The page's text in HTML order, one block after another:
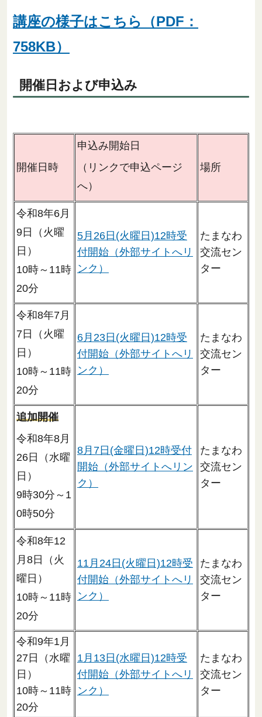
講座の様子はこちら（PDF：
758KB）
開催日および申込み
開催日時
申込み開始日
（リンクで申込ページ
へ）
場所
令和8年6月
9日（火曜
日）
10時～11時
20分
5月26日(火曜日)12時受
付開始（外部サイトへリ
ンク）
たまなわ
交流セン
ター
令和8年7月
7日（火曜
日）
10時～11時
20分
6月23日(火曜日)12時受
付開始（外部サイトへリ
ンク）
たまなわ
交流セン
ター
追加開催
令和8年8月
26日（水曜
日）
9時30分～1
0時50分
8月7日(金曜日)12時受付
開始（外部サイトへリン
ク）
たまなわ
交流セン
ター
令和8年12
月8日（火
曜日）
10時～11時
20分
11月24日(火曜日)12時受
付開始（外部サイトへリ
ンク）
たまなわ
交流セン
ター
令和9年1月
27日（水曜
日）
10時～11時
20分
1月13日(水曜日)12時受
付開始（外部サイトへリ
ンク）
たまなわ
交流セン
ター